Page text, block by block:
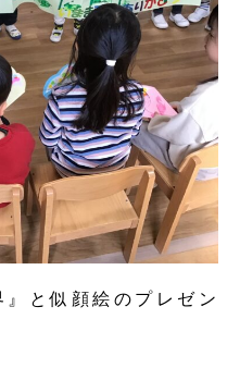
と似顔絵のプレゼン